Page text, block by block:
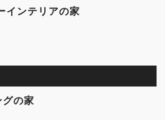
インテリアの家
の家